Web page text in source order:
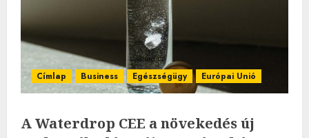
Címlap Business Egészségügy Európai Unió
A Waterdrop CEE a növekedés új